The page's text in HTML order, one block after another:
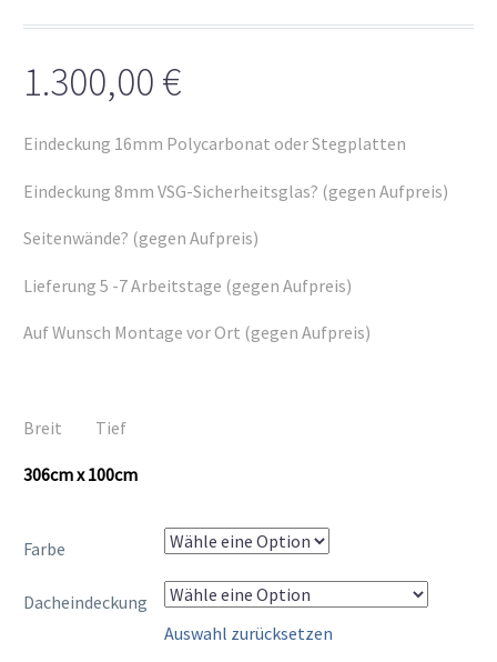
1.300,00 €
Eindeckung 16mm Polycarbonat oder Stegplatten
Eindeckung 8mm VSG-Sicherheitsglas? (gegen Aufpreis)
Seitenwände? (gegen Aufpreis)
Lieferung 5 -7 Arbeitstage (gegen Aufpreis)
Auf Wunsch Montage vor Ort (gegen Aufpreis)
Breit Tief
306cm x 100cm
Farbe
Dacheindeckung
Auswahl zurücksetzen